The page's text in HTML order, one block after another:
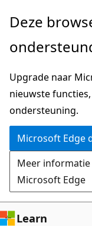
Naar
gaan
Deze
Upgrade naar
nieuwste
ondersteuning.
Microsoft Edge
Meer
Microsoft Edge
Learn